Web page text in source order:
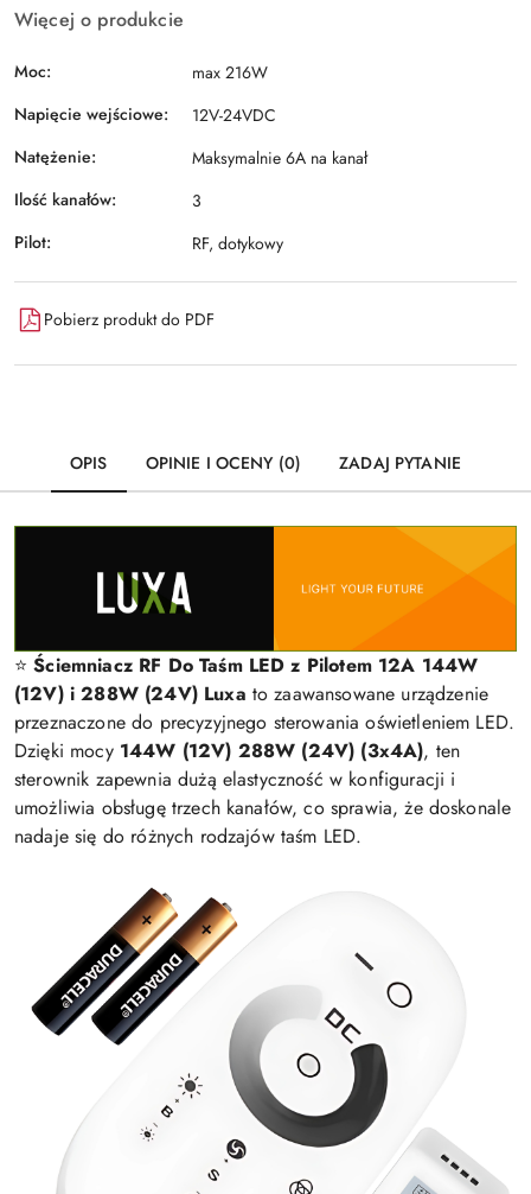
Więcej o produkcie
Moc:
max 216W
Napięcie wejściowe:
12V-24VDC
Natężenie:
Maksymalnie 6A na kanał
Ilość kanałów:
3
Pilot:
RF, dotykowy
Pobierz produkt do PDF
OPIS OPINIE I OCENY (0) ZADAJ PYTANIE
⭐Ściemniacz RF Do Taśm LED z Pilotem 12A 144W
(12V) i 288W (24V) Luxa to zaawansowane urządzenie
przeznaczone do precyzyjnego sterowania oświetleniem LED.
Dzięki mocy 144W (12V) 288W (24V) (3x4A), ten
sterownik zapewnia dużą elastyczność w konfiguracji i
umożliwia obsługę trzech kanałów, co sprawia, że doskonale
nadaje się do różnych rodzajów taśm LED.